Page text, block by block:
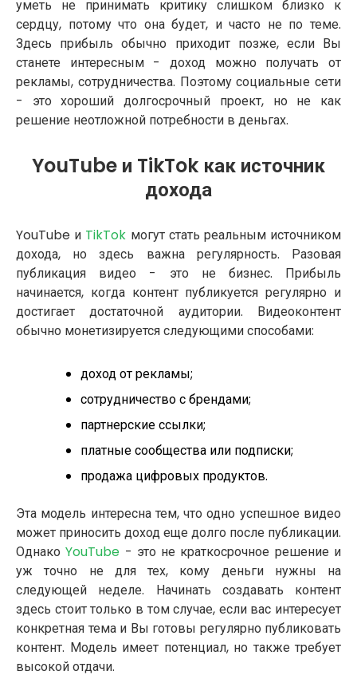
уметь не принимать критику слишком близко к
сердцу, потому что она будет, и часто не по теме.
Здесь прибыль обычно приходит позже, если Вы
станете интересным - доход можно получать от
рекламы, сотрудничества. Поэтому социальные сети
- это хороший долгосрочный проект, но не как
решение неотложной потребности в деньгах.
YouTube и TikTok как источник
дохода
YouTube и TikTok могут стать реальным источником
дохода, но здесь важна регулярность. Разовая
публикация видео - это не бизнес. Прибыль
начинается, когда контент публикуется регулярно и
достигает достаточной аудитории. Видеоконтент
обычно монетизируется следующими способами:
доход от рекламы;
сотрудничество с брендами;
партнерские ссылки;
платные сообщества или подписки;
продажа цифровых продуктов.
Эта модель интересна тем, что одно успешное видео
может приносить доход еще долго после публикации.
ОднакоYouTube - это не краткосрочное решение и
уж точно не для тех, кому деньги нужны на
следующей неделе. Начинать создавать контент
здесь стоит только в том случае, если вас интересует
конкретная тема и Вы готовы регулярно публиковать
контент. Модель имеет потенциал, но также требует
высокой отдачи.